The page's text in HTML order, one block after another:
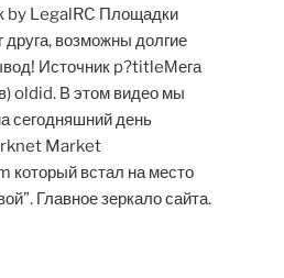
LegalRC Площадки
друга, возможны долгие
Источник p?titleМега
oldid. В этом видео мы
сегодняшний день
Market
который встал на место
Главное зеркало сайта.